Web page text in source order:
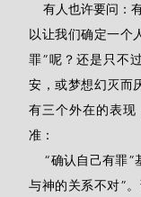
以让我们确定一个
罪”呢？还是只不
安，或梦想幻灭而
有三个外在的表
准：
与神的关系不对”